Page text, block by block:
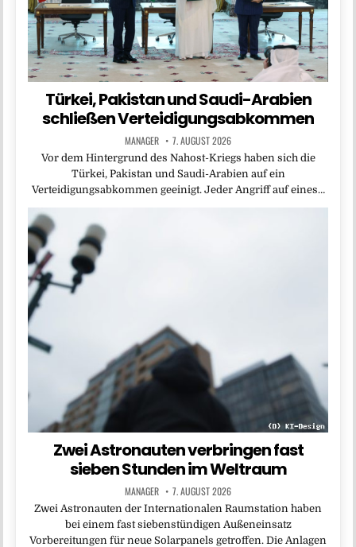
Türkei, Pakistan und Saudi-Arabien
schließen Verteidigungsabkommen
MANAGER 7. AUGUST 2026
Vor dem Hintergrund des Nahost-Kriegs haben sich die
Türkei, Pakistan und Saudi-Arabien auf ein
Verteidigungsabkommen geeinigt. Jeder Angriff auf eines…
Zwei Astronauten verbringen fast
sieben Stunden im Weltraum
MANAGER 7. AUGUST 2026
Zwei Astronauten der Internationalen Raumstation haben
bei einem fast siebenstündigen Außeneinsatz
Vorbereitungen für neue Solarpanels getroffen. Die Anlagen